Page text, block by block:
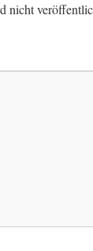
nicht